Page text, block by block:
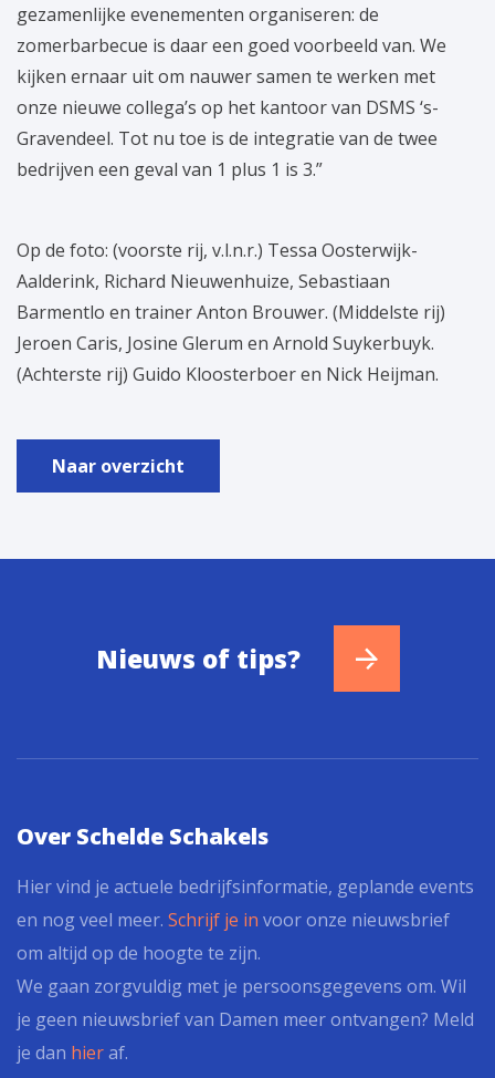
gezamenlijke evenementen organiseren: de
zomerbarbecue is daar een goed voorbeeld van. We
kijken ernaar uit om nauwer samen te werken met
onze nieuwe collega’s op het kantoor van DSMS ‘s-
Gravendeel. Tot nu toe is de integratie van de twee
bedrijven een geval van 1 plus 1 is 3.”
Op de foto: (voorste rij, v.l.n.r.) Tessa Oosterwijk-
Aalderink, Richard Nieuwenhuize, Sebastiaan
Barmentlo en trainer Anton Brouwer. (Middelste rij)
Jeroen Caris, Josine Glerum en Arnold Suykerbuyk.
(Achterste rij) Guido Kloosterboer en Nick Heijman.
Naar overzicht
Nieuws of tips?
Over Schelde Schakels
Hier vind je actuele bedrijfsinformatie, geplande events
en nog veel meer. Schrijf je in voor onze nieuwsbrief
om altijd op de hoogte te zijn.
We gaan zorgvuldig met je persoonsgegevens om. Wil
je geen nieuwsbrief van Damen meer ontvangen? Meld
je dan hieraf.